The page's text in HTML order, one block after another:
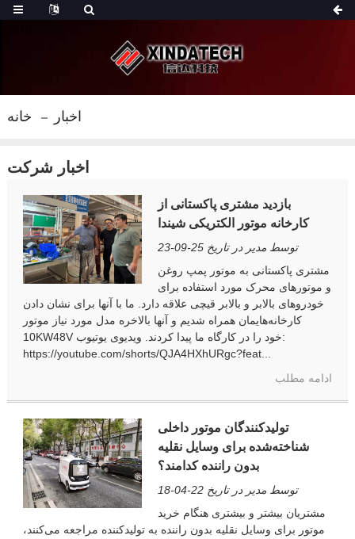
خانه اخبار
اخبار شرکت
بازدید مشتری پاکستانی از
کارخانه موتور الکتریکی شیندا
توسط مدیر در تاریخ 25-09-23
مشتری پاکستانی به موتور پمپ روغن
و موتورهای محرک مورد استفاده برای
خودروهای بالابر و بالابر قیچی علاقه دارد. ما با آنها برای نشان دادن
کارخانه‌هایمان همراه شدیم و آنها بالاخره مدل مورد نیاز موتور
10KW48V خود را در کارگاه ما پیدا کردند. ویدیوی یوتیوب:
https://youtube.com/shorts/QJA4HXhURgc?feat...
ادامه مطلب
تولیدکنندگان موتور داخلی
شناخته‌شده برای وسایل نقلیه
بدون راننده کدامند؟
توسط مدیر در تاریخ 22-04-18
مشتریان بیشتر و بیشتری هنگام خرید
موتور برای وسایل نقلیه بدون راننده به تولیدکننده مراجعه می‌کنند،